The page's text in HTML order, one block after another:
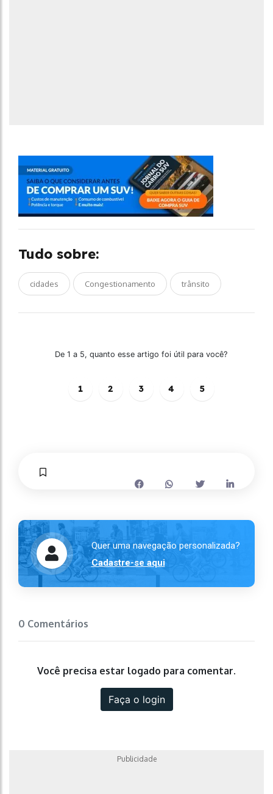
Tudo sobre:
cidades Congestionamento trânsito
De 1 a 5, quanto esse artigo foi útil para você?
1 2 3 4 5
Quer uma navegação personalizada?
Cadastre-se aqui
0 Comentários
Você precisa estar logado para comentar.
Faça o login
Publicidade